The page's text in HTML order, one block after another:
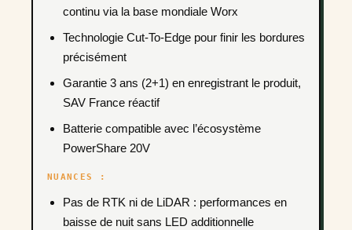
continu via la base mondiale Worx
Technologie Cut-To-Edge pour finir les bordures
précisément
Garantie 3 ans (2+1) en enregistrant le produit,
SAV France réactif
Batterie compatible avec l’écosystème
PowerShare 20V
NUANCES :
Pas de RTK ni de LiDAR : performances en
baisse de nuit sans LED additionnelle